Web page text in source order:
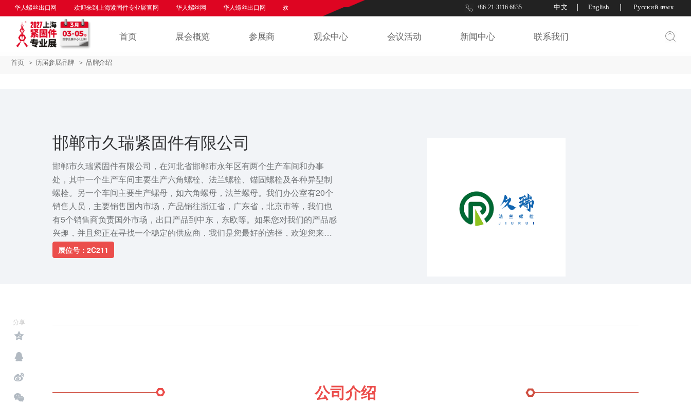
首页 展会概览 参展商 观众中心 会议活动 新闻中心 联系我们
欢迎来到上海紧固件专业展官网 欢迎来到上海紧固件专业展官网 华人螺丝网 华人螺丝出口网
华人螺丝出口网 欢迎来到上海紧固件专业展官网 华人螺丝网 华人螺丝出口网 +86-21-3116 6835 中文 English Русский язык
首页 ＞ 历届参展品牌 ＞ 品牌介绍
邯郸市久瑞紧固件有限公司
邯郸市久瑞紧固件有限公司，在河北省邯郸市永年区有两个生产车间和办事
处，其中一个生产车间主要生产六角螺栓、法兰螺栓、锚固螺栓及各种异型制
螺栓。另一个车间主要生产螺母，如六角螺母，法兰螺母。我们办公室有20个
销售人员，主要销售国内市场，产品销往浙江省，广东省，北京市等，我们也
有5个销售商负责国外市场，出口产品到中东，东欧等。如果您对我们的产品感
兴趣，并且您正在寻找一个稳定的供应商，我们是您最好的选择，欢迎您来参
观我们的工厂，并建立良好的业务关系。
展位号：2C211
分享
公司介绍